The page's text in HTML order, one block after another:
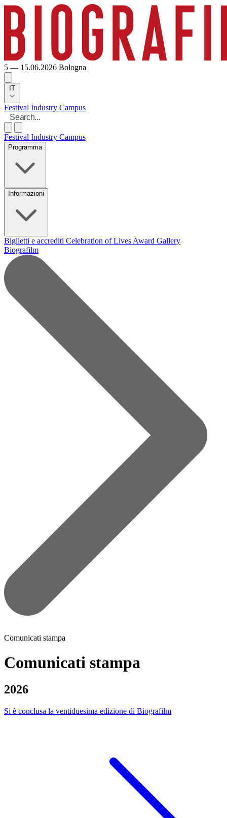
5 — 15.06.2026 Bologna
IT
Festival Industry Campus
Festival Industry Campus
Programma
Informazioni
Biglietti e accrediti Celebration of Lives Award Gallery
Biografilm
Comunicati stampa
Comunicati stampa
2026
Si è conclusa la ventiduesima edizione di Biografilm